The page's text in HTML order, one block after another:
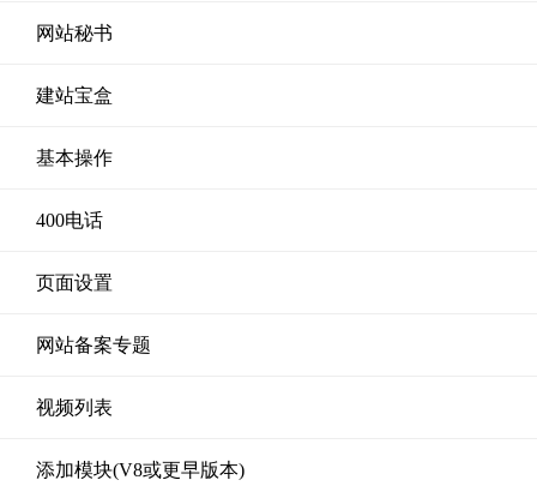
网站秘书
建站宝盒
基本操作
400电话
页面设置
网站备案专题
视频列表
添加模块(V8或更早版本)